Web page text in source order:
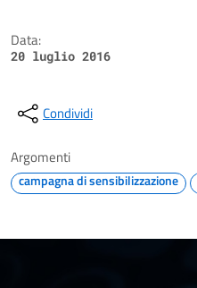
Data:
20 luglio 2016
Condividi
Argomenti
campagna di sensibilizzazione